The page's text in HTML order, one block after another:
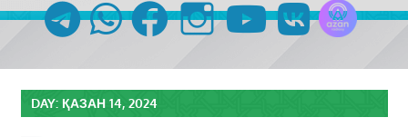
telegramwhatsappfacebookinstagramyoutubevk
DAY: ҚАЗАН 14, 2024